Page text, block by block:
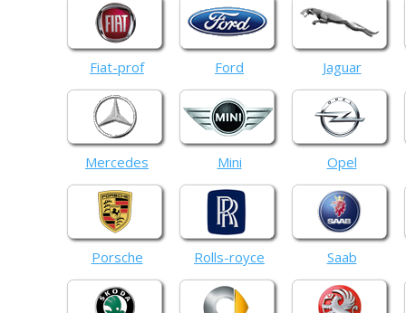
Fiat-prof Ford Jaguar
Mercedes Mini Opel
Porsche Rolls-royce Saab